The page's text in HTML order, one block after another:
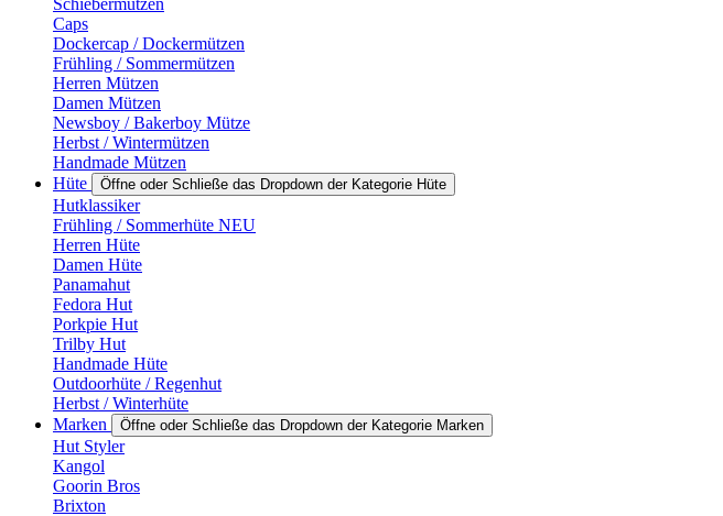
Schiebermützen
Caps
Dockercap / Dockermützen
Frühling / Sommermützen
Herren Mützen
Damen Mützen
Newsboy / Bakerboy Mütze
Herbst / Wintermützen
Handmade Mützen
Hüte
Öffne oder Schließe das Dropdown der Kategorie Hüte
Hutklassiker
Frühling / Sommerhüte NEU
Herren Hüte
Damen Hüte
Panamahut
Fedora Hut
Porkpie Hut
Trilby Hut
Handmade Hüte
Outdoorhüte / Regenhut
Herbst / Winterhüte
Marken
Öffne oder Schließe das Dropdown der Kategorie Marken
Hut Styler
Kangol
Goorin Bros
Brixton